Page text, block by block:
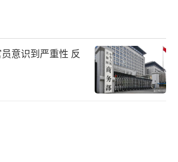
意识到严重性 反